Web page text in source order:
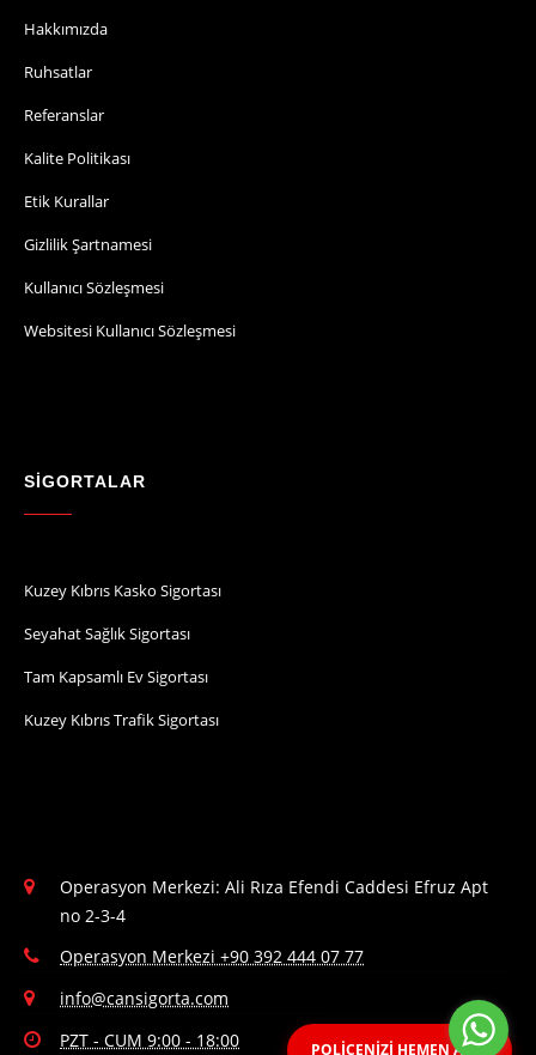
POLİÇENİZİ HEMEN ALIN
1958' den beri..
MENU
Etik Kurallar
Seyahat Sağlık Sigortası
Tam Kapsamlı Ev Sigortası
Kuzey Kıbrıs Trafik Sigortası